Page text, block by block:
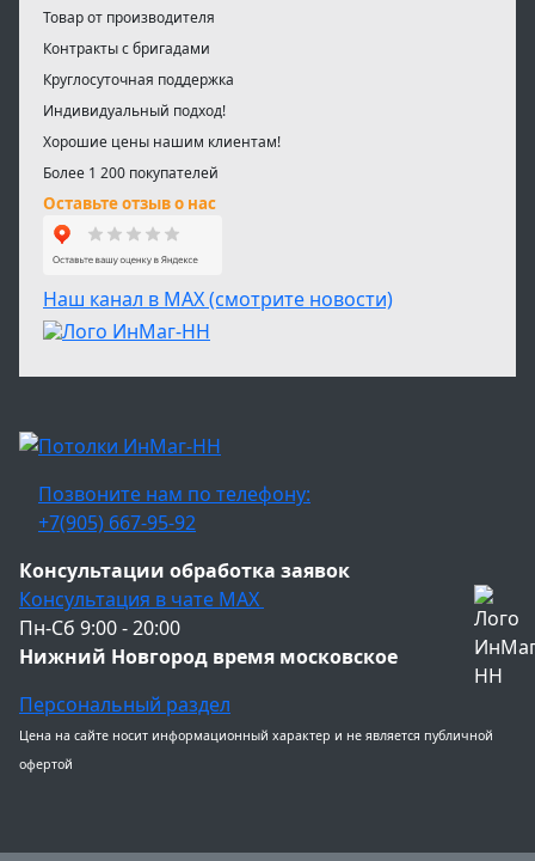
Товар от производителя
Контракты с бригадами
Круглосуточная поддержка
Индивидуальный подход!
Хорошие цены нашим клиентам!
Более 1 200 покупателей
Оставьте отзыв о нас
Наш канал в МАХ (смотрите новости)
Позвоните нам по телефону:
+7(905) 667-95-92
Консультации обработка заявок
Консультация в чате МАХ
Пн-Сб 9:00 - 20:00
Нижний Новгород время московское
Персональный раздел
Цена на сайте носит информационный характер и не является публичной
офертой